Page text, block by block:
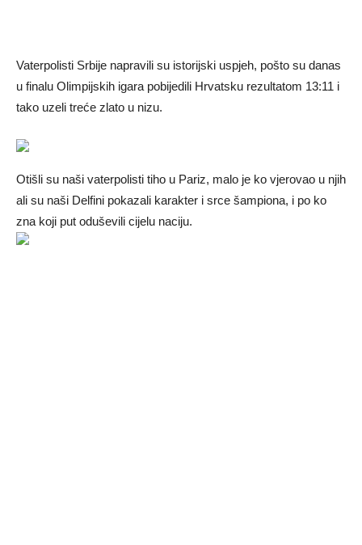
Vaterpolisti Srbije napravili su istorijski uspjeh, pošto su danas
u finalu Olimpijskih igara pobijedili Hrvatsku rezultatom 13:11 i
tako uzeli treće zlato u nizu.
Otišli su naši vaterpolisti tiho u Pariz, malo je ko vjerovao u njih
ali su naši Delfini pokazali karakter i srce šampiona, i po ko
zna koji put oduševili cijelu naciju.